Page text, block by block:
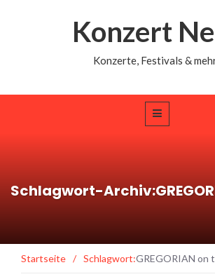
Konzert
Konzerte, Festivals &
Schlagwort-
Startseite / Schlagwort:GREGORIAN on